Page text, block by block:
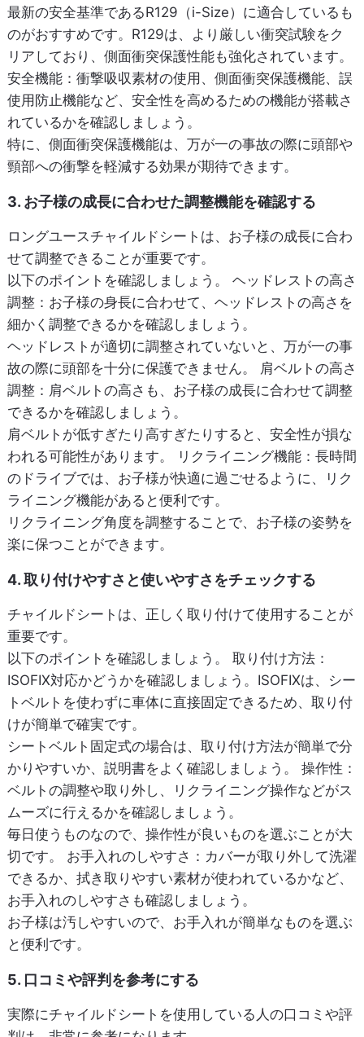
最新の安全基準であるR129（i-Size）に適合しているも
のがおすすめです。R129は、より厳しい衝突試験をク
リアしており、側面衝突保護性能も強化されています。
安全機能：衝撃吸収素材の使用、側面衝突保護機能、誤
使用防止機能など、安全性を高めるための機能が搭載さ
れているかを確認しましょう。
特に、側面衝突保護機能は、万が一の事故の際に頭部や
頸部への衝撃を軽減する効果が期待できます。
3. お子様の成長に合わせた調整機能を確認する
ロングユースチャイルドシートは、お子様の成長に合わ
せて調整できることが重要です。
以下のポイントを確認しましょう。 ヘッドレストの高さ
調整：お子様の身長に合わせて、ヘッドレストの高さを
細かく調整できるかを確認しましょう。
ヘッドレストが適切に調整されていないと、万が一の事
故の際に頭部を十分に保護できません。
肩ベルトの高さ
調整：肩ベルトの高さも、お子様の成長に合わせて調整
できるかを確認しましょう。
肩ベルトが低すぎたり高すぎたりすると、安全性が損な
われる可能性があります。
リクライニング機能：長時間
のドライブでは、お子様が快適に過ごせるように、リク
ライニング機能があると便利です。
リクライニング角度を調整することで、お子様の姿勢を
楽に保つことができます。
4. 取り付けやすさと使いやすさをチェックする
チャイルドシートは、正しく取り付けて使用することが
重要です。
以下のポイントを確認しましょう。 取り付け方法：
ISOFIX対応かどうかを確認しましょう。ISOFIXは、シー
トベルトを使わずに車体に直接固定できるため、取り付
けが簡単で確実です。
シートベルト固定式の場合は、取り付け方法が簡単で分
かりやすいか、説明書をよく確認しましょう。 操作性 ：
ベルトの調整や取り外し、リクライニング操作などがス
ムーズに行えるかを確認しましょう。
毎日使うものなので、操作性が良いものを選ぶことが大
切です。 お手入れのしやすさ ：カバーが取り外して洗濯
できるか、拭き取りやすい素材が使われているかなど、
お手入れのしやすさも確認しましょう。
お子様は汚しやすいので、お手入れが簡単なものを選ぶ
と便利です。
5. 口コミや評判を参考にする
実際にチャイルドシートを使用している人の口コミや評